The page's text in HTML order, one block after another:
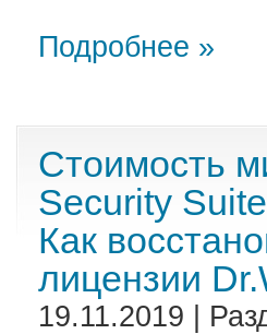
Подробнее »
Стоимость
Security
Как
лицензии
19.11.2019 |